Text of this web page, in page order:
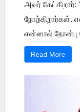
அவர்
நோற்கிறார்கள்.
என்னால் நோன்பு
Read More